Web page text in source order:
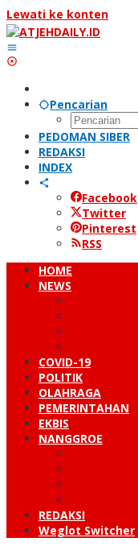
Lewati ke konten
Pencarian
PEDOMAN SIBER
REDAKSI
INDEX
Facebook
Twitter
Pinterest
RSS
HOME
NEWS
COVID-19
POLITIK
OLAHRAGA
PEMERINTAHAN
EKBIS
NANGGROE
REDAKSI
Weglot Switcher